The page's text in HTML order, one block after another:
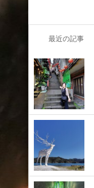
最近の記事